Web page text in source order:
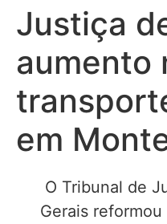
Justiça
aumento
em
O Tribunal de
Gerais